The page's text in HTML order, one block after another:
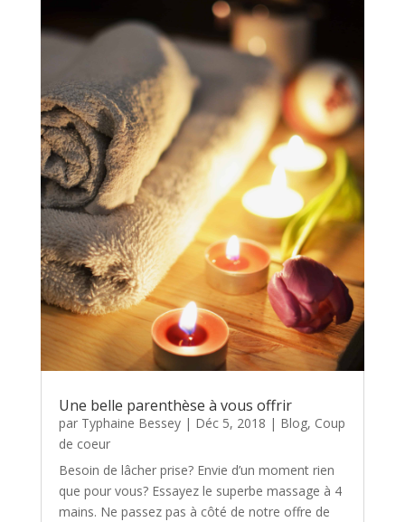
Une belle parenthèse à vous offrir
par Typhaine Bessey| Déc 5, 2018 | Blog, Coup
de coeur
Besoin de lâcher prise? Envie d’un moment rien
que pour vous? Essayez le superbe massage à 4
mains. Ne passez pas à côté de notre offre de